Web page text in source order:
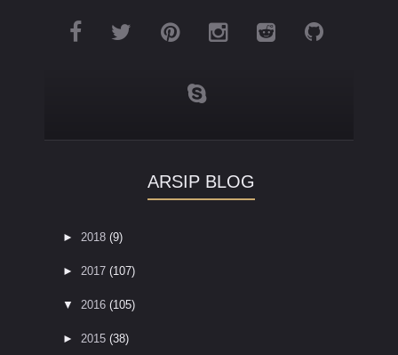
ARSIP BLOG
► 2018 (9)
► 2017 (107)
▼ 2016 (105)
► 2015 (38)